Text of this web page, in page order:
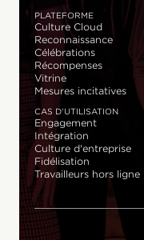
PLATEFORME
Culture Cloud
Reconnaissance
Célébrations
Récompenses
Vitrine
Mesures incitatives
CAS D'UTILISATION
Engagement
Intégration
Culture d'entreprise
Fidélisation
Travailleurs hors ligne